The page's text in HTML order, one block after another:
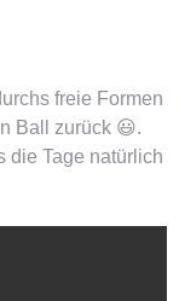
freie Formen
Ball zurück 😃.
die Tage natürlich